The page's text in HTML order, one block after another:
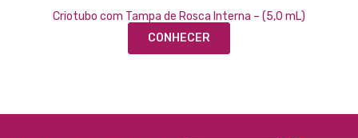
Criotubo com Tampa de Rosca Interna – (5,0 mL)
CONHECER